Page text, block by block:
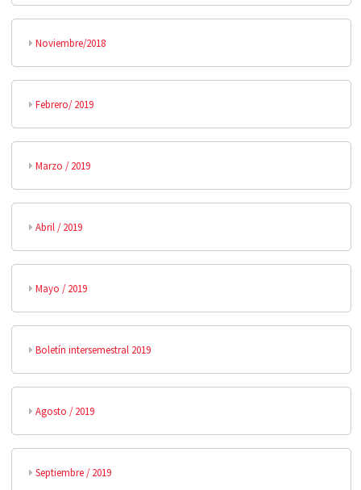
Noviembre/2018
Febrero/ 2019
Marzo / 2019
Abril / 2019
Mayo / 2019
Boletín intersemestral 2019
Agosto / 2019
Septiembre / 2019